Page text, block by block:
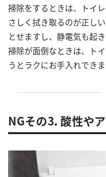
掃除をするときは、トイ
さしく拭き取るのが正し
とせますし、静電気も起き
掃除が面倒なときは、ト
うとラクにお手入れできま
NGその3．酸性や